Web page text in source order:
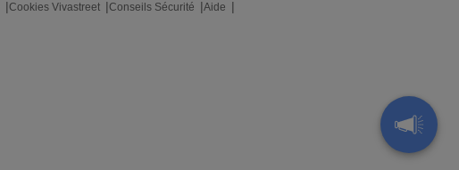
Cookies Vivastreet Conseils Sécurité
Aide